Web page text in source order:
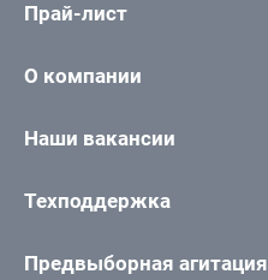
Прай-лист
О компании
Наши вакансии
Техподдержка
Предвыборная агитация